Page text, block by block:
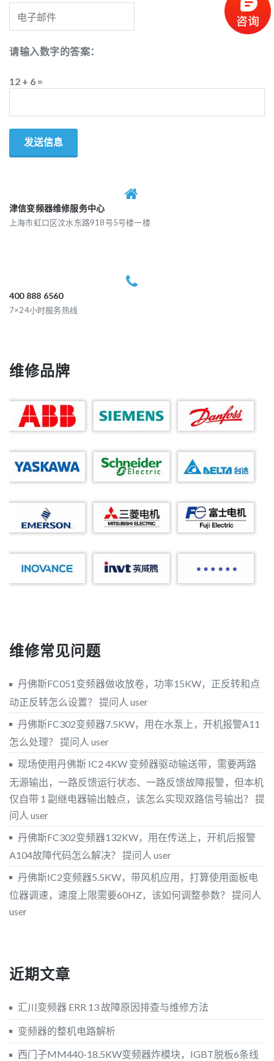
请输入数字的答案：
12 + 6 =
津信变频器维修服务中心
上海市虹口区汶水东路918号5号楼一楼
400 888 6560
7×24小时服务热线
维修品牌
维修常见问题
丹佛斯FC051变频器做收放卷，功率15KW，正反转和点
动正反转怎么设置？ 提问人 user
丹佛斯FC302变频器7.5KW，用在水泵上，开机报警A11
怎么处理？ 提问人 user
现场使用丹佛斯 IC2 4KW 变频器驱动输送带，需要两路
无源输出，一路反馈运行状态、一路反馈故障报警，但本机
仅自带 1 副继电器输出触点，该怎么实现双路信号输出？ 提
问人 user
丹佛斯FC302变频器132KW，用在传送上，开机后报警
A104故障代码怎么解决？ 提问人 user
丹佛斯IC2变频器5.5KW，带风机应用，打算使用面板电
位器调速，速度上限需要60HZ，该如何调整参数？ 提问人
user
近期文章
汇川变频器 ERR 13 故障原因排查与维修方法
变频器的整机电路解析
西门子MM440-18.5KW变频器炸模块，IGBT脱板6条线